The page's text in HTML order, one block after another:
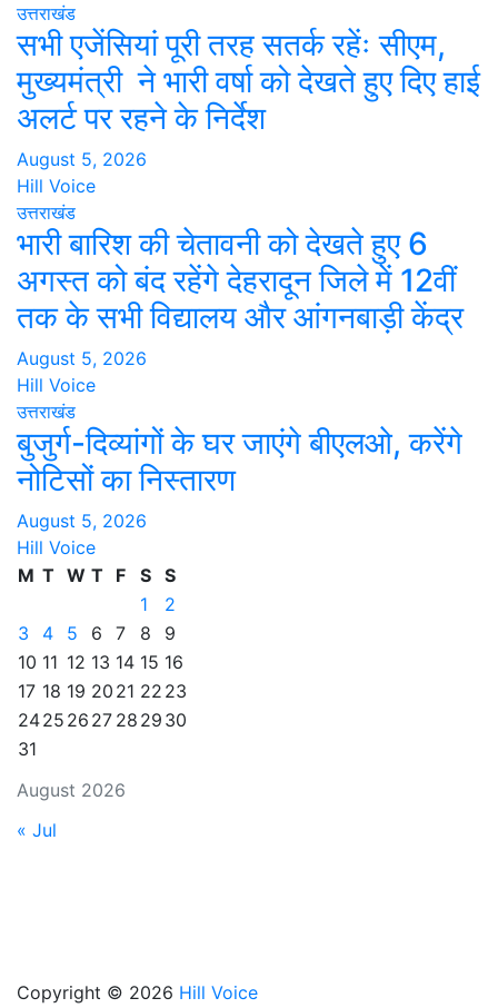
उत्तराखंड
सभी एजेंसियां पूरी तरह सतर्क रहेंः सीएम,
मुख्यमंत्री ने भारी वर्षा को देखते हुए दिए हाई
अलर्ट पर रहने के निर्देश
August 5, 2026
Hill Voice
उत्तराखंड
भारी बारिश की चेतावनी को देखते हुए 6
अगस्त को बंद रहेंगे देहरादून जिले में 12वीं
तक के सभी विद्यालय और आंगनबाड़ी केंद्र
August 5, 2026
Hill Voice
उत्तराखंड
बुजुर्ग-दिव्यांगों के घर जाएंगे बीएलओ, करेंगे
नोटिसों का निस्तारण
August 5, 2026
Hill Voice
August 2026
M T W T F S S
1
2
3
4 5 6 7 8
9
10 11 12 13 14 15 16
17 18 19 20 21 22 23
2425 26 27 28 29 30
31
« Jul
Copyright © 2026 Hill Voice